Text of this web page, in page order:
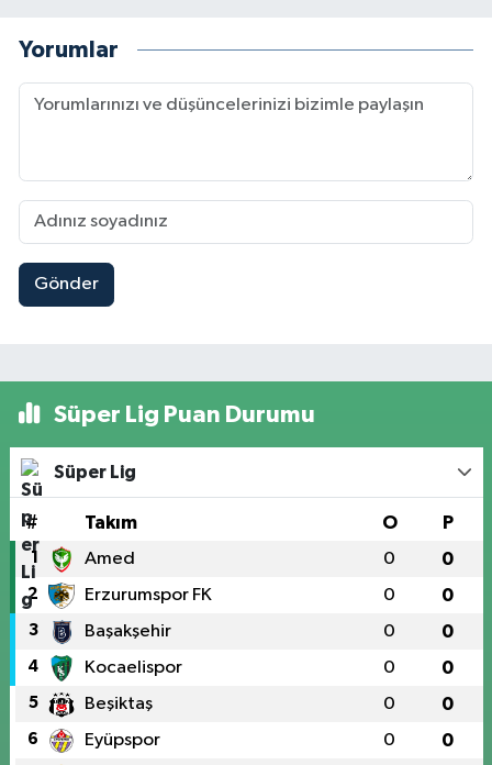
Yorumlar
Gönder
Süper Lig Puan Durumu
Süper Lig
# Takım O P
1 Amed 0 0
2 Erzurumspor FK 0 0
3 Başakşehir 0 0
4 Kocaelispor 0 0
5 Beşiktaş 0 0
6 Eyüpspor 0 0